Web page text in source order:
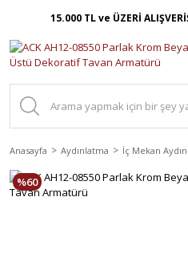
15.000 TL ve ÜZERİ
Anasayfa Aydınlatma İç Mekan
%60